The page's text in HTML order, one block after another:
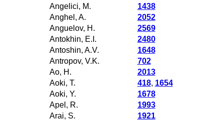
Angelici, M.
1438
Anghel, A.
2052
Anguelov, H.
2569
Antokhin, E.I.
2480
Antoshin, A.V.
1648
Antropov, V.K.
702
Ao, H.
2013
Aoki, T.
418, 1654
Aoki, Y.
1678
Apel, R.
1993
Arai, S.
1921